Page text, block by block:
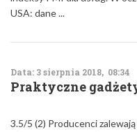
USA: dane ...
Data: 3 sierpnia 2018, 08:34
Praktyczne
3.5/5 (2) Producenci